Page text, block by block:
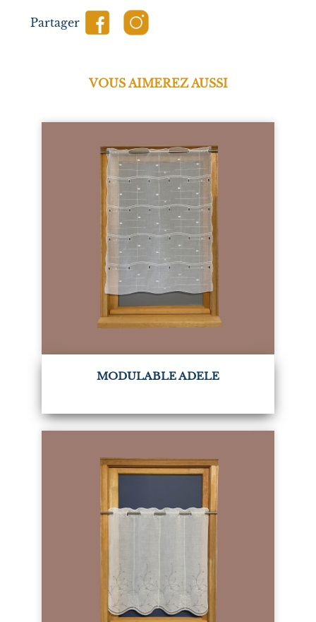
Partager
VOUS AIMEREZ AUSSI
MODULABLE ADELE